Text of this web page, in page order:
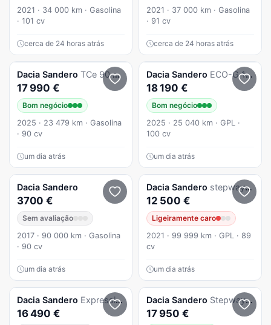
2021 · 34 000 km · Gasolina
· 101 cv
cerca de 24 horas atrás
2021 · 37 000 km · Gasolina
· 91 cv
cerca de 24 horas atrás
Dacia Sandero TCe 90 Stepway Extreme
17 990 €
Bom negócio
2025 · 23 479 km · Gasolina
· 90 cv
um dia atrás
Dacia Sandero ECO-G 100 Bi-Fuel Stepway Extreme+
18 190 €
Bom negócio
2025 · 25 040 km · GPL ·
100 cv
um dia atrás
Dacia Sandero
3700 €
Sem avaliação
2017 · 90 000 km · Gasolina
· 90 cv
um dia atrás
Dacia Sandero stepway bi-fuel
12 500 €
Ligeiramente caro
2021 · 99 999 km · GPL · 89
cv
um dia atrás
Dacia Sandero Expressio GPL
16 490 €
Dacia Sandero Stepway Extreme + Eco-G
17 950 €